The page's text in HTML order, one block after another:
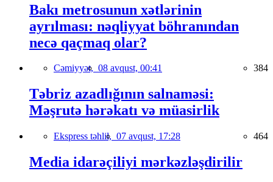
Bakı metrosunun xətlərinin
ayrılması: nəqliyyat böhranından
necə qaçmaq olar?
Cəmiyyət, 08 avqust, 00:41 384
Təbriz azadlığının salnaməsi:
Məşrutə hərəkatı və müasirlik
Ekspress təhlil, 07 avqust, 17:28 464
Media idarəçiliyi mərkəzləşdirilir